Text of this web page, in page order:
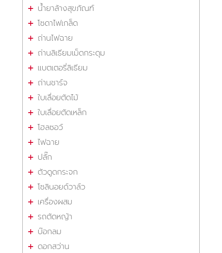
น้ำยาล้างสุขภัณฑ์
โซดาไฟเกล็ด
ถ่านไฟฉาย
ถ่านลิเธียมเม็ดกระดุม
แบตเตอรี่ลิเธียม
ถ่านชาร์จ
ใบเลื่อยตัดไม้
ใบเลื่อยตัดเหล็ก
โฮลซอว์
ไฟฉาย
ปลั๊ก
ตัวดูดกระจก
โซลินอยด์วาล์ว
เครื่องผสม
รถตัดหญ้า
บ๊อกลม
ดอกสว่าน